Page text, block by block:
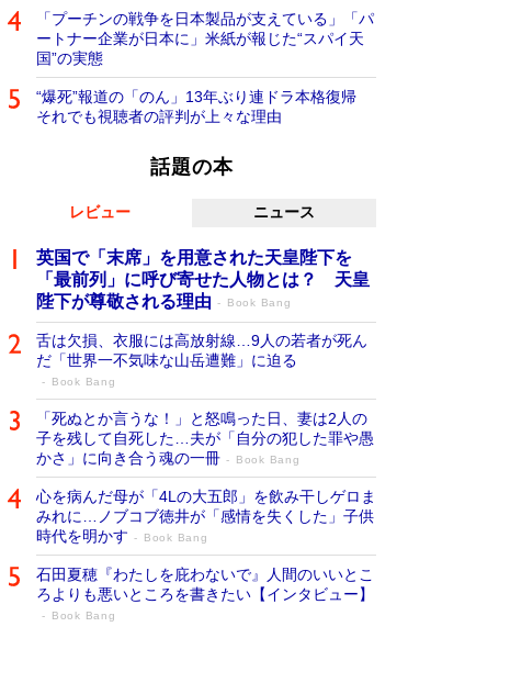
「プーチンの戦争を日本製品が支えている」「パ
ートナー企業が日本に」米紙が報じた“スパイ天
国”の実態
“爆死”報道の「のん」13年ぶり連ドラ本格復帰
それでも視聴者の評判が上々な理由
話題の本
レビュー ニュース
英国で「末席」を用意された天皇陛下を
「最前列」に呼び寄せた人物とは？ 天皇
陛下が尊敬される理由
Book Bang
舌は欠損、衣服には高放射線…9人の若者が死ん
だ「世界一不気味な山岳遭難」に迫る
Book Bang
「死ぬとか言うな！」と怒鳴った日、妻は2人の
子を残して自死した…夫が「自分の犯した罪や愚
かさ」に向き合う魂の一冊
Book Bang
心を病んだ母が「4Lの大五郎」を飲み干しゲロま
みれに…ノブコブ徳井が「感情を失くした」子供
時代を明かす
Book Bang
石田夏穂『わたしを庇わないで』人間のいいとこ
ろよりも悪いところを書きたい【インタビュー】
Book Bang